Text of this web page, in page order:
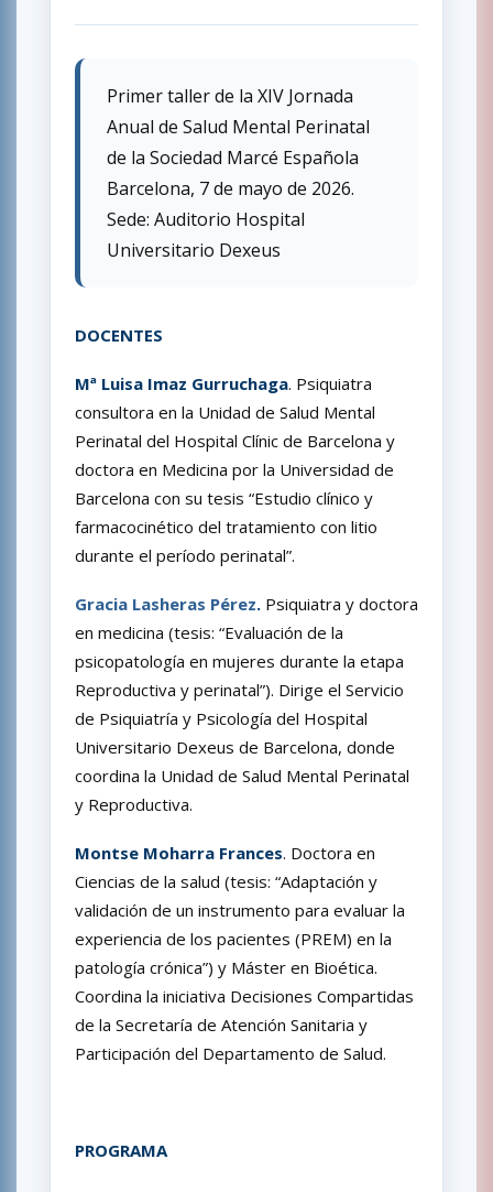
Primer taller de la XIV Jornada
Anual de Salud Mental Perinatal
de la Sociedad Marcé Española
Barcelona, 7 de mayo de 2026.
Sede: Auditorio Hospital
Universitario Dexeus
DOCENTES
Mª Luisa Imaz Gurruchaga. Psiquiatra
consultora en la Unidad de Salud Mental
Perinatal del Hospital Clínic de Barcelona y
doctora en Medicina por la Universidad de
Barcelona con su tesis “Estudio clínico y
farmacocinético del tratamiento con litio
durante el período perinatal”.
Gracia Lasheras Pérez. Psiquiatra y doctora
en medicina (tesis: “Evaluación de la
psicopatología en mujeres durante la etapa
Reproductiva y perinatal”). Dirige el Servicio
de Psiquiatría y Psicología del Hospital
Universitario Dexeus de Barcelona, donde
coordina la Unidad de Salud Mental Perinatal
y Reproductiva.
Montse Moharra Frances. Doctora en
Ciencias de la salud (tesis: “Adaptación y
validación de un instrumento para evaluar la
experiencia de los pacientes (PREM) en la
patología crónica”) y Máster en Bioética.
Coordina la iniciativa Decisiones Compartidas
de la Secretaría de Atención Sanitaria y
Participación del Departamento de Salud.
PROGRAMA